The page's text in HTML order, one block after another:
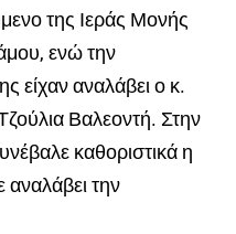
της Ιεράς Μονής
ενώ την
είχαν αναλάβει ο κ.
Βαλεοντή. Στην
καθοριστικά η
την